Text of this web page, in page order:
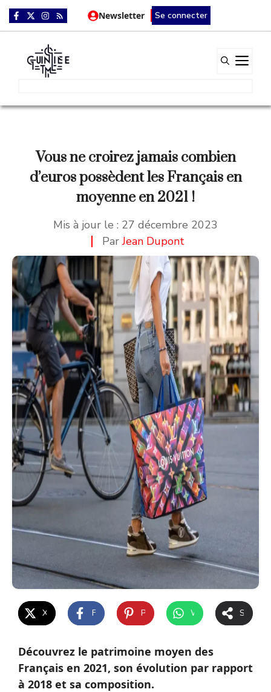
Aller
au
Newsletter Se connecter
Vous ne croirez jamais combien
d’euros possèdent les Français en
moyenne en 2021 !
Mis à jour le : 27 décembre 2023
ParJean Dupont
WhatsApp
Découvrez le patrimoine moyen des
Français en 2021, son évolution par rapport
à 2018 et sa composition.